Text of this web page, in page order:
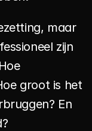
maar
zijn
groot is het
En